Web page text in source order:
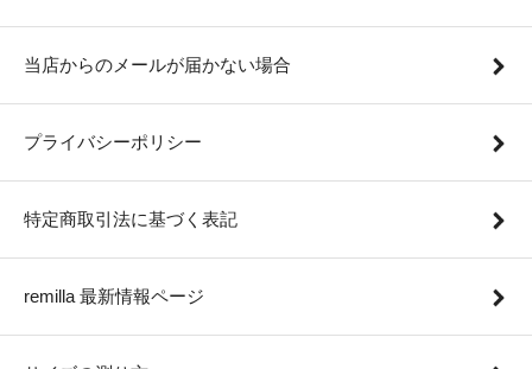
当店からのメールが届かない場合
プライバシーポリシー
特定商取引法に基づく表記
remilla 最新情報ページ